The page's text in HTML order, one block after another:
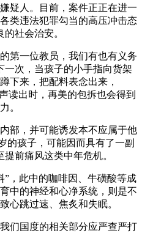
疑人。目前，案件正正在进一
类违法犯罪勾当的高压冲击态
社会治安。
一位教员，我们有也有义务
次，当孩子的小手指向货架
下来，把配料表念出来，
读出时，再美的包拆也会得到
。
，并可能诱发本不应属于他
的孩子，可能因而具有了一副
前痛风这类中年危机。
此中的咖啡因、牛磺酸等成
中的神经和心净系统，则是不
心跳过速、焦炙和失眠。
国度的相关部分应严查严打